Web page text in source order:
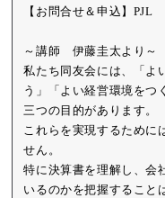
【お問合せ＆申込】
～講師 伊藤圭太より～
私たち同友会には、「よ
う」「よい経営環境をつ
三つの目的があります。
これらを実現するために
せん。
特に決算書を理解し、会
いるのかを把握すること